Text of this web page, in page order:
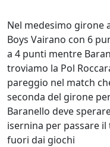
Nel medesimo girone
Boys Vairano con 6
a 4 punti mentre
troviamo la Pol
pareggio nel match
seconda del girone
Baranello deve
isernina per passare il
fuori dai giochi